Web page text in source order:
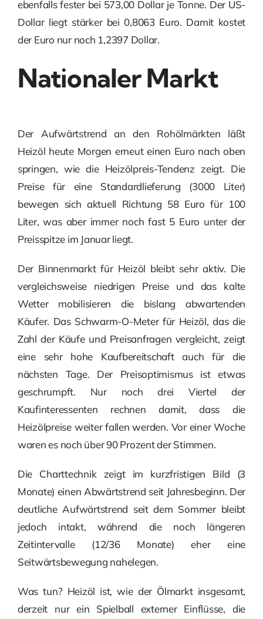
ebenfalls fester bei 573,00 Dollar je Tonne. Der US-
Dollar liegt stärker bei 0,8063 Euro. Damit kostet
der Euro nur noch 1,2397 Dollar.
Nationaler Markt
Der Aufwärtstrend an den Rohölmärkten läßt
Heizöl heute Morgen erneut einen Euro nach oben
springen, wie die Heizölpreis-Tendenz zeigt. Die
Preise für eine Standardlieferung (3000 Liter)
bewegen sich aktuell Richtung 58 Euro für 100
Liter, was aber immer noch fast 5 Euro unter der
Preisspitze im Januar liegt.
Der Binnenmarkt für Heizöl bleibt sehr aktiv. Die
vergleichsweise niedrigen Preise und das kalte
Wetter mobilisieren die bislang abwartenden
Käufer. Das Schwarm-O-Meter für Heizöl, das die
Zahl der Käufe und Preisanfragen vergleicht, zeigt
eine sehr hohe Kaufbereitschaft auch für die
nächsten Tage. Der Preisoptimismus ist etwas
geschrumpft. Nur noch drei Viertel der
Kaufinteressenten rechnen damit, dass die
Heizölpreise weiter fallen werden. Vor einer Woche
waren es noch über 90 Prozent der Stimmen.
Die Charttechnik zeigt im kurzfristigen Bild (3
Monate) einen Abwärtstrend seit Jahresbeginn. Der
deutliche Aufwärtstrend seit dem Sommer bleibt
jedoch intakt, während die noch längeren
Zeitintervalle (12/36 Monate) eher eine
Seitwärtsbewegung nahelegen.
Was tun? Heizöl ist, wie der Ölmarkt insgesamt,
derzeit nur ein Spielball externer Einflüsse, die